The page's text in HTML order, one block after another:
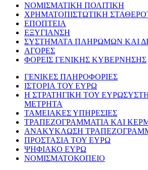
ΝΟΜΙΣΜΑΤΙΚΗ ΠΟΛΙΤΙΚΗ
ΧΡΗΜΑΤΟΠΙΣΤΩΤΙΚΗ
ΕΠΟΠΤΕΙΑ
ΕΞΥΓΙΑΝΣΗ
ΣΥΣΤΗΜΑΤΑ ΠΛΗΡΩΜΩΝ ΚΑΙ
ΑΓΟΡΕΣ
ΦΟΡΕΙΣ ΓΕΝΙΚΗΣ ΚΥΒΕΡΝΗΣΗΣ
ΓΕΝΙΚΕΣ ΠΛΗΡΟΦΟΡΙΕΣ
ΙΣΤΟΡΙΑ ΤΟΥ ΕΥΡΩ
Η ΣΤΡΑΤΗΓΙΚΗ ΤΟΥ
ΜΕΤΡΗΤΑ
ΤΑΜΕΙΑΚΕΣ ΥΠΗΡΕΣΙΕΣ
ΤΡΑΠΕΖΟΓΡΑΜΜΑΤΙΑ ΚΑΙ
ΑΝΑΚΥΚΛΩΣΗ
ΠΡΟΣΤΑΣΙΑ ΤΟΥ ΕΥΡΩ
ΨΗΦΙΑΚΟ ΕΥΡΩ
ΝΟΜΙΣΜΑΤΟΚΟΠΕΙΟ